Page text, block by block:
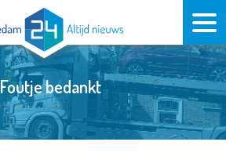
Foutje bedankt